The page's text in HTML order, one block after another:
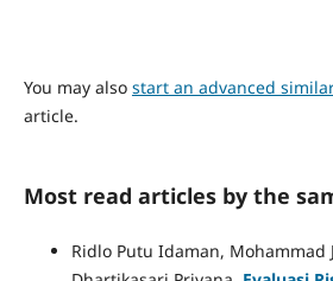
You may also start an advanced
article.
Most read articles by the
Ridlo Putu Idaman, Mohammad